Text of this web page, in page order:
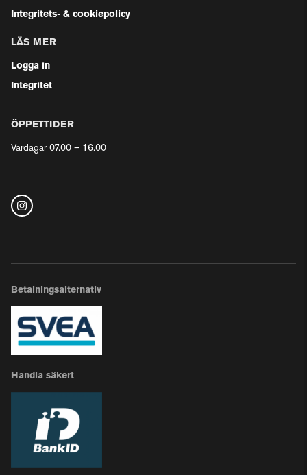
Integritets- & cookiepolicy
LÄS MER
Logga in
Integritet
ÖPPETTIDER
Vardagar 07.00 – 16.00
Betalningsalternativ
Handla säkert